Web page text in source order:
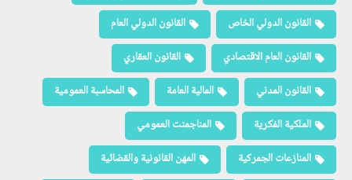
القانون الدولي الخاص
القانون الدولي العام
القانون العام الاقتصادي
القانون العقاري
القانون المدني
المالية العامة
المحاسبة العمومية
الملكية الفكرية
المناجمنت العمومي
المنازعات الجمركية
المهن القانونية والقضائية